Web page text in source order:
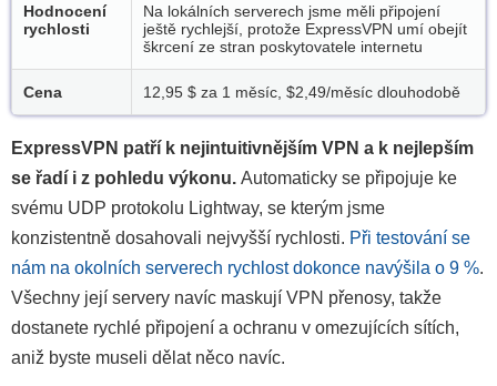
Hodnocení
rychlosti
Na lokálních serverech jsme měli připojení
ještě rychlejší, protože ExpressVPN umí obejít
škrcení ze stran poskytovatele internetu
Cena 12,95 $ za 1 měsíc, $2,49/měsíc dlouhodobě
ExpressVPN patří k nejintuitivnějším VPN a k nejlepším
se řadí i z pohledu výkonu. Automaticky se připojuje ke
svému UDP protokolu Lightway, se kterým jsme
konzistentně dosahovali nejvyšší rychlosti. Při testování se
nám na okolních serverech rychlost dokonce navýšila o 9 %.
Všechny její servery navíc maskují VPN přenosy, takže
dostanete rychlé připojení a ochranu v omezujících sítích,
aniž byste museli dělat něco navíc.